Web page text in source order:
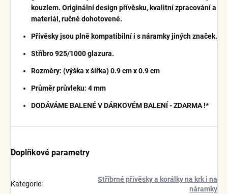
kouzlem. Originální design přívěsku, kvalitní zpracování a
materiál, ručně dohotovené.
Přívěsky jsou plně kompatibilní i s náramky jiných značek.
Stříbro 925/1000 glazura.
Rozměry: (výška x šířka) 0.9 cm x 0.9 cm
Průměr průvleku: 4 mm
DODÁVÁME BALENÉ V DÁRKOVÉM BALENÍ - ZDARMA !*
Doplňkové parametry
Kategorie:
Stříbrné přívěsky a korálky na krk i na
náramky